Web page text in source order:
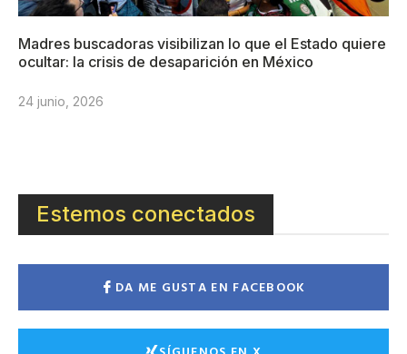
Madres buscadoras visibilizan lo que el Estado quiere
ocultar: la crisis de desaparición en México
24 junio, 2026
Estemos conectados
DA ME GUSTA EN FACEBOOK